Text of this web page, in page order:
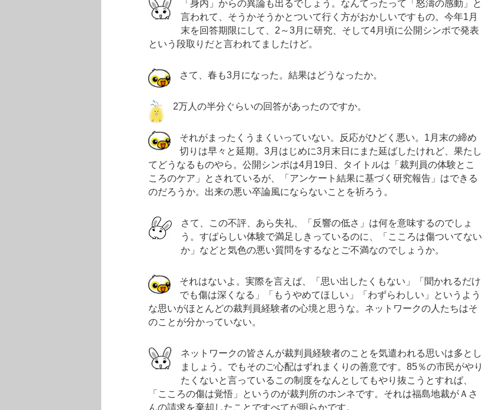
「身内」からの異論も出るでしょう。なんてったって「怒濤の感動」と
言われて、そうかそうかとついて行く方がおかしいですもの。今年1月
末を回答期限にして、2～3月に研究、そして4月頃に公開シンポで発表
という段取りだと言われてましたけど。
さて、春も3月になった。結果はどうなったか。
2万人の半分ぐらいの回答があったのですか。
それがまったくうまくいっていない。反応がひどく悪い。1月末の締め
切りは早々と延期。3月はじめに3月末日にまた延ばしたけれど、果たし
てどうなるものやら。公開シンポは4月19日、タイトルは「裁判員の体験とこ
ころのケア」とされているが、「アンケート結果に基づく研究報告」はできる
のだろうか。出来の悪い卒論風にならないことを祈ろう。
さて、この不評、あら失礼、「反響の低さ」は何を意味するのでしょ
う。すばらしい体験で満足しきっているのに、「こころは傷ついてない
か」などと気色の悪い質問をするなとご不満なのでしょうか。
それはないよ。実際を言えば、「思い出したくもない」「聞かれるだけ
でも傷は深くなる」「もうやめてほしい」「わずらわしい」というよう
な思いがほとんどの裁判員経験者の心境と思うな。ネットワークの人たちはそ
のことが分かっていない。
ネットワークの皆さんが裁判員経験者のことを気遣われる思いは多とし
ましょう。でもそのご心配はずれまくりの善意です。85％の市民がやり
たくないと言っているこの制度をなんとしてもやり抜こうとすれば、
「こころの傷は覚悟」というのが裁判所のホンネです。それは福島地裁がＡさ
んの請求を棄却したことですべてが明らかです。